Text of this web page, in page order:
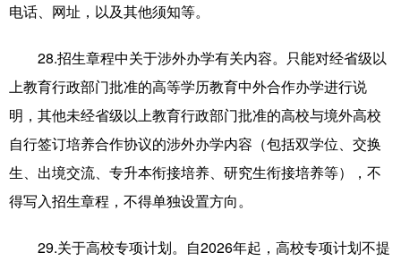
电话、网址，以及其他须知等。
28.招生章程中关于涉外办学有关内容。只能对经省级以
上教育行政部门批准的高等学历教育中外合作办学进行说
明，其他未经省级以上教育行政部门批准的高校与境外高校
自行签订培养合作协议的涉外办学内容（包括双学位、交换
生、出境交流、专升本衔接培养、研究生衔接培养等），不
得写入招生章程，不得单独设置方向。
29.关于高校专项计划。自2026年起，高校专项计划不提